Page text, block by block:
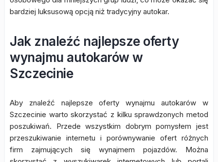
bardziej luksusową opcją niż tradycyjny autokar.
Jak znaleźć najlepsze oferty
wynajmu autokarów w
Szczecinie
Aby znaleźć najlepsze oferty wynajmu autokarów w
Szczecinie warto skorzystać z kilku sprawdzonych metod
poszukiwań. Przede wszystkim dobrym pomysłem jest
przeszukiwanie internetu i porównywanie ofert różnych
firm zajmujących się wynajmem pojazdów. Można